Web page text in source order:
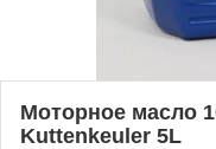
Моторное масло
Kuttenkeuler 5L